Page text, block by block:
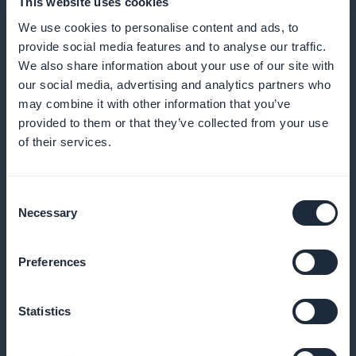
We use cookies to personalise content and ads, to
provide social media features and to analyse our traffic.
We also share information about your use of our site with
our social media, advertising and analytics partners who
may combine it with other information that you’ve
provided to them or that they’ve collected from your use
of their services.
Selection
Necessary
Preferences
Statistics
parantamiseksi
Kanta-asiakasohjelma asiakkaillesi
Premium-jäsenkortti